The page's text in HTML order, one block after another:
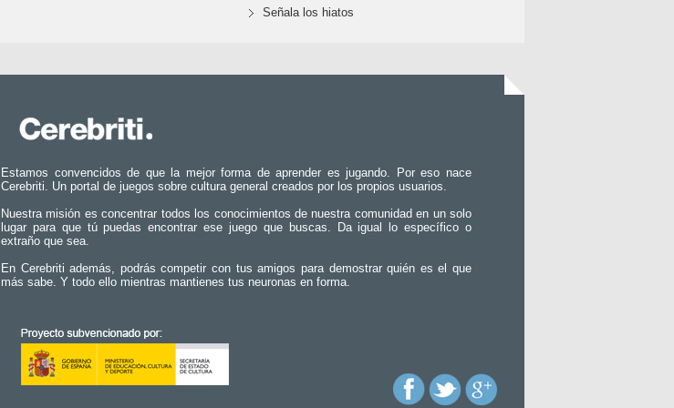
Señala los hiatos
Estamos convencidos de que la mejor forma de aprender es jugando. Por eso nace
Cerebriti. Un portal de juegos sobre cultura general creados por los propios usuarios.
Nuestra misión es concentrar todos los conocimientos de nuestra comunidad en un solo
lugar para que tú puedas encontrar ese juego que buscas. Da igual lo específico o
extraño que sea.
En Cerebriti además, podrás competir con tus amigos para demostrar quién es el que
más sabe. Y todo ello mientras mantienes tus neuronas en forma.